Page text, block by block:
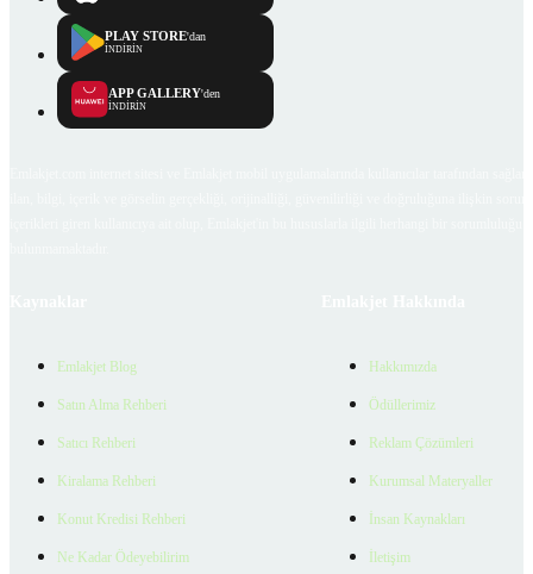
PLAY STORE'dan
İNDİRİN
APP GALLERY'den
İNDİRİN
Emlakjet Blog
Satın Alma Rehberi
Satıcı Rehberi
Kiralama Rehberi
Konut Kredisi Rehberi
Ne Kadar Ödeyebilirim
Hakkımızda
Ödüllerimiz
Reklam Çözümleri
Kurumsal Materyaller
İnsan Kaynakları
İletişim